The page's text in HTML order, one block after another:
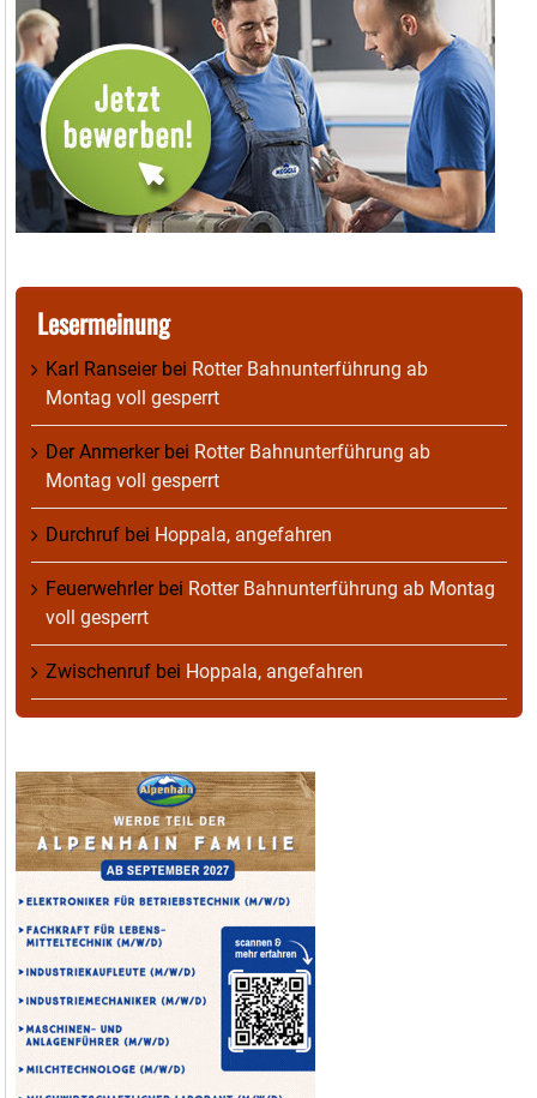
Lesermeinung
Karl Ranseierbei Rotter Bahnunterführung ab
Montag voll gesperrt
Der Anmerkerbei Rotter Bahnunterführung ab
Montag voll gesperrt
Durchruf bei Hoppala, angefahren
Feuerwehrlerbei Rotter Bahnunterführung ab Montag
voll gesperrt
Zwischenruf bei Hoppala, angefahren